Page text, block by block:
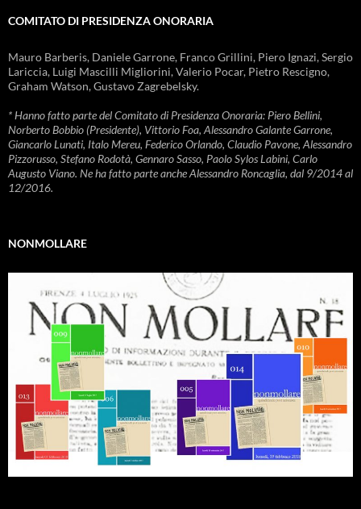
COMITATO DI PRESIDENZA ONORARIA
Mauro Barberis, Daniele Garrone, Franco Grillini, Piero Ignazi, Sergio
Lariccia, Luigi Mascilli Migliorini, Valerio Pocar, Pietro Rescigno,
Graham Watson, Gustavo Zagrebelsky.
* Hanno fatto parte del Comitato di Presidenza Onoraria: Piero Bellini,
Norberto Bobbio (Presidente), Vittorio Foa, Alessandro Galante Garrone,
Giancarlo Lunati, Italo Mereu, Federico Orlando, Claudio Pavone, Alessandro
Pizzorusso, Stefano Rodotà, Gennaro Sasso, Paolo Sylos Labini, Carlo
Augusto Viano. Ne ha fatto parte anche Alessandro Roncaglia, dal 9/2014 al
12/2016.
NONMOLLARE